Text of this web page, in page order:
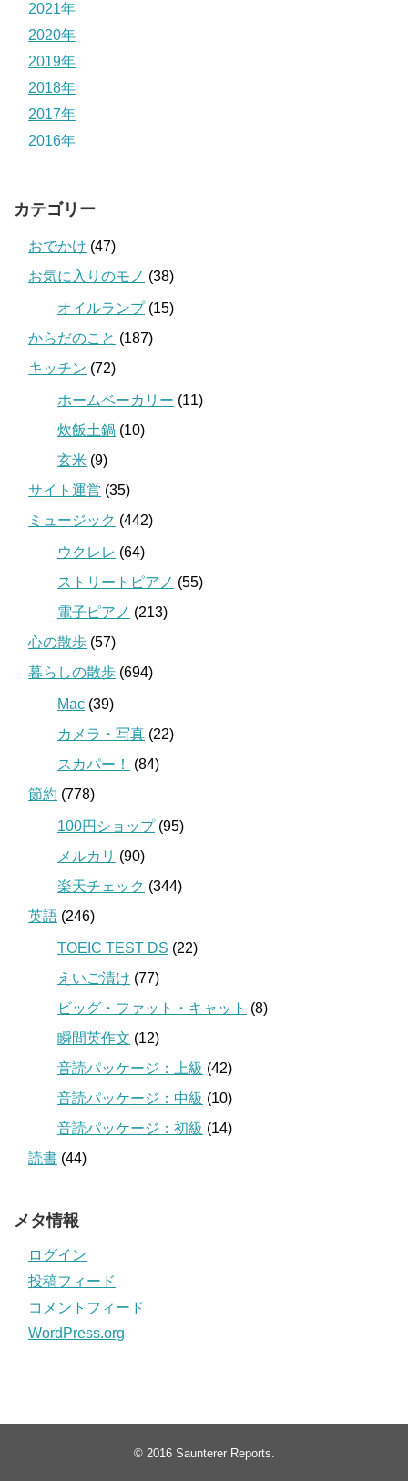
2021年
2020年
2019年
2018年
2017年
2016年
カテゴリー
おでかけ (47)
お気に入りのモノ (38)
オイルランプ(15)
からだのこと (187)
キッチン (72)
ホームベーカリー (11)
炊飯土鍋 (10)
玄米 (9)
サイト運営 (35)
ミュージック (442)
ウクレレ (64)
ストリートピアノ (55)
電子ピアノ (213)
心の散歩 (57)
暮らしの散歩 (694)
Mac (39)
カメラ・写真 (22)
スカパー！
(84)
節約 (778)
100円ショップ(95)
メルカリ (90)
楽天チェック (344)
英語 (246)
TOEIC TEST DS (22)
えいご漬け (77)
ビッグ・ファット・キャット (8)
瞬間英作文 (12)
音読パッケージ：上級 (42)
音読パッケージ：中級 (10)
音読パッケージ：初級 (14)
読書 (44)
メタ情報
ログイン
投稿フィード
コメントフィード
WordPress.org
© 2016 Saunterer Reports.